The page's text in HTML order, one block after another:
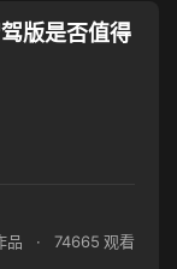
版是否值得
品 · 74665 观看